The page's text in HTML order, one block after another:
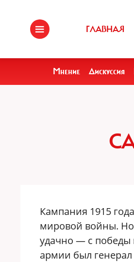
ГЛАВНАЯ
Мнение Дискуссия
Кампания 1915
мировой войны. Но
удачно — с победы
армии был